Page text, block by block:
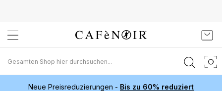
Inhalt
springen
Neue Preisreduzierungen - Bis zu 60% reduziert